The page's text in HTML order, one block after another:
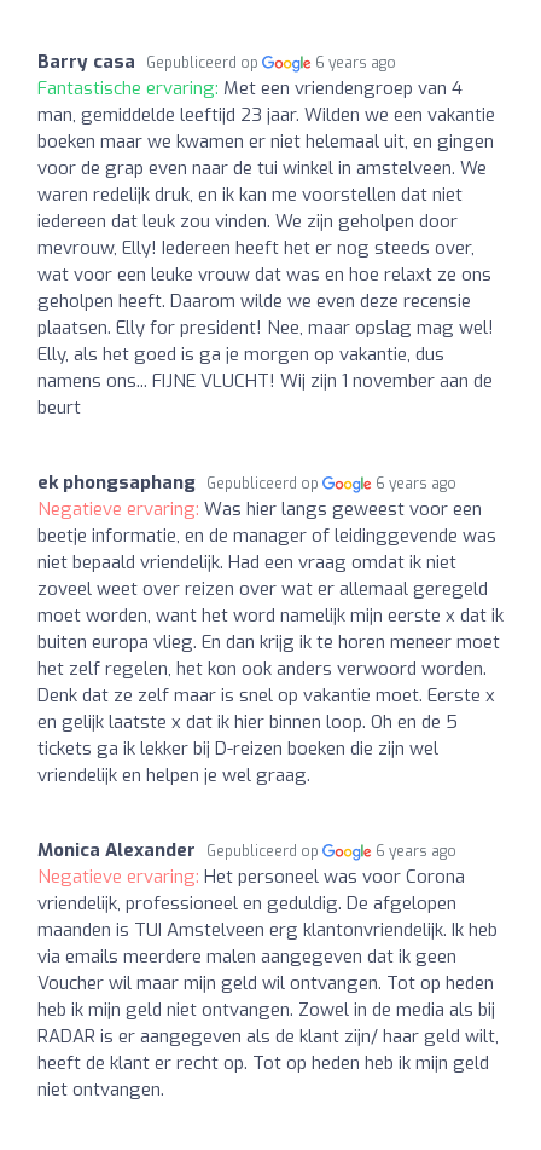
Barry casa Gepubliceerd op 6 years ago
Fantastische ervaring: Met een vriendengroep van 4
man, gemiddelde leeftijd 23 jaar. Wilden we een vakantie
boeken maar we kwamen er niet helemaal uit, en gingen
voor de grap even naar de tui winkel in amstelveen. We
waren redelijk druk, en ik kan me voorstellen dat niet
iedereen dat leuk zou vinden. We zijn geholpen door
mevrouw, Elly! Iedereen heeft het er nog steeds over,
wat voor een leuke vrouw dat was en hoe relaxt ze ons
geholpen heeft. Daarom wilde we even deze recensie
plaatsen. Elly for president! Nee, maar opslag mag wel!
Elly, als het goed is ga je morgen op vakantie, dus
namens ons... FIJNE VLUCHT! Wij zijn 1 november aan de
beurt
ek phongsaphang Gepubliceerd op 6 years ago
Negatieve ervaring: Was hier langs geweest voor een
beetje informatie, en de manager of leidinggevende was
niet bepaald vriendelijk. Had een vraag omdat ik niet
zoveel weet over reizen over wat er allemaal geregeld
moet worden, want het word namelijk mijn eerste x dat ik
buiten europa vlieg. En dan krijg ik te horen meneer moet
het zelf regelen, het kon ook anders verwoord worden.
Denk dat ze zelf maar is snel op vakantie moet. Eerste x
en gelijk laatste x dat ik hier binnen loop. Oh en de 5
tickets ga ik lekker bij D-reizen boeken die zijn wel
vriendelijk en helpen je wel graag.
Monica Alexander Gepubliceerd op 6 years ago
Negatieve ervaring: Het personeel was voor Corona
vriendelijk, professioneel en geduldig. De afgelopen
maanden is TUI Amstelveen erg klantonvriendelijk. Ik heb
via emails meerdere malen aangegeven dat ik geen
Voucher wil maar mijn geld wil ontvangen. Tot op heden
heb ik mijn geld niet ontvangen. Zowel in de media als bij
RADAR is er aangegeven als de klant zijn/ haar geld wilt,
heeft de klant er recht op. Tot op heden heb ik mijn geld
niet ontvangen.